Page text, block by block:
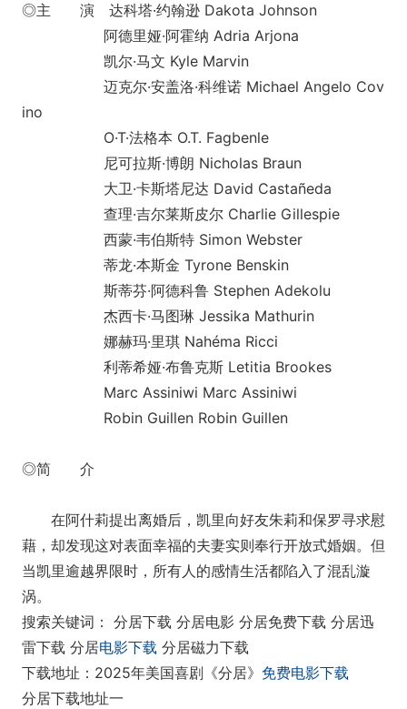
◎主 演 达科塔·约翰逊 Dakota Johnson
阿德里娅·阿霍纳 Adria Arjona
凯尔·马文 Kyle Marvin
迈克尔·安盖洛·科维诺 Michael Angelo Cov
ino
O·T·法格本 O.T. Fagbenle
尼可拉斯·博朗 Nicholas Braun
大卫·卡斯塔尼达 David Castañeda
查理·吉尔莱斯皮尔 Charlie Gillespie
西蒙·韦伯斯特 Simon Webster
蒂龙·本斯金 Tyrone Benskin
斯蒂芬·阿德科鲁 Stephen Adekolu
杰西卡·马图琳 Jessika Mathurin
娜赫玛·里琪 Nahéma Ricci
利蒂希娅·布鲁克斯 Letitia Brookes
Marc Assiniwi Marc Assiniwi
Robin Guillen Robin Guillen
◎简 介
在阿什莉提出离婚后，凯里向好友朱莉和保罗寻求慰
藉，却发现这对表面幸福的夫妻实则奉行开放式婚姻。但
当凯里逾越界限时，所有人的感情生活都陷入了混乱漩
涡。
搜索关键词： 分居下载 分居电影 分居免费下载 分居迅
雷下载 分居电影下载 分居磁力下载
下载地址：2025年美国喜剧《分居》 免费电影下载
分居下载地址一